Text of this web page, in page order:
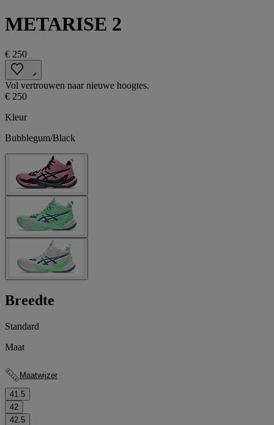
METARISE 2
€ 250
Vol vertrouwen naar nieuwe hoogtes.
€ 250
Kleur
Bubblegum/Black
Breedte
Standard
Maat
Maatwijzer
41.5
42
42.5